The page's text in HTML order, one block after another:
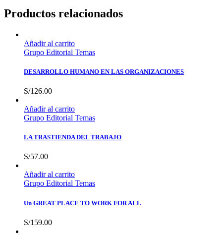
Productos relacionados
Añadir al carrito
Grupo Editorial Temas
DESARROLLO HUMANO EN LAS ORGANIZACIONES
S/126.00
Añadir al carrito
Grupo Editorial Temas
LA TRASTIENDA DEL TRABAJO
S/57.00
Añadir al carrito
Grupo Editorial Temas
Un GREAT PLACE TO WORK FOR ALL
S/159.00